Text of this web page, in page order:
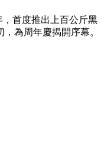
，首度推出上百公斤黑
為周年慶揭開序幕。